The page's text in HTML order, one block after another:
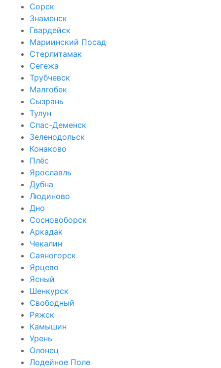
Сорск
Знаменск
Гвардейск
Мариинский Посад
Стерлитамак
Сегежа
Трубчевск
Малгобек
Сызрань
Тулун
Спас-Деменск
Зеленодольск
Конаково
Плёс
Ярославль
Дубна
Людиново
Дно
Сосновоборск
Аркадак
Чекалин
Саяногорск
Ярцево
Ясный
Шенкурск
Свободный
Ряжск
Камышин
Урень
Олонец
Лодейное Поле